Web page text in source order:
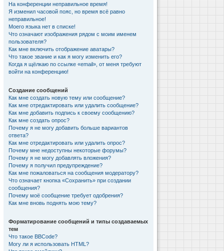
На конференции неправильное время!
Я изменил часовой пояс, но время всё равно
неправильное!
Моего языка нет в списке!
Что означают изображения рядом с моим именем
пользователя?
Как мне включить отображение аватары?
Что такое звание и как я могу изменить его?
Когда я щёлкаю по ссылке «email», от меня требуют
войти на конференцию!
Создание сообщений
Как мне создать новую тему или сообщение?
Как мне отредактировать или удалить сообщение?
Как мне добавить подпись к своему сообщению?
Как мне создать опрос?
Почему я не могу добавить больше вариантов
ответа?
Как мне отредактировать или удалить опрос?
Почему мне недоступны некоторые форумы?
Почему я не могу добавлять вложения?
Почему я получил предупреждение?
Как мне пожаловаться на сообщения модератору?
Что означает кнопка «Сохранить» при создании
сообщения?
Почему моё сообщение требует одобрения?
Как мне вновь поднять мою тему?
Форматирование сообщений и типы создаваемых
тем
Что такое BBCode?
Могу ли я использовать HTML?